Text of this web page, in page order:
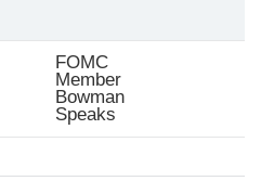
FOMC
Member
Bowman
Speaks